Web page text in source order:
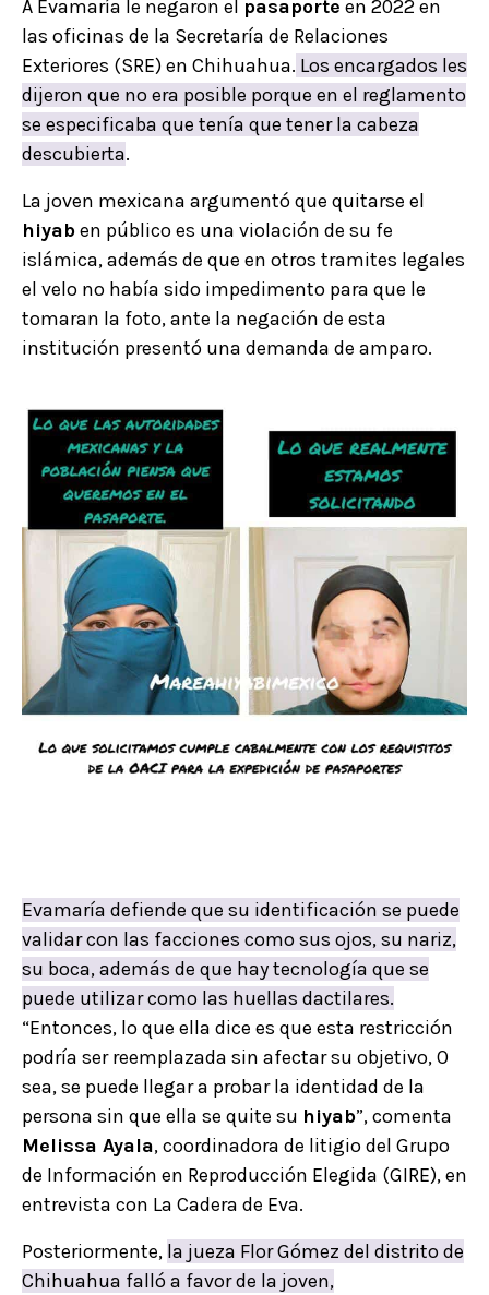
A Evamaría le negaron el pasaporte en 2022 en
las oficinas de la Secretaría de Relaciones
Exteriores (SRE) en Chihuahua. Los encargados les
dijeron que no era posible porque en el reglamento
se especificaba que tenía que tener la cabeza
descubierta.
La joven mexicana argumentó que quitarse el
hiyaben público es una violación de su fe
islámica, además de que en otros tramites legales
el velo no había sido impedimento para que le
tomaran la foto, ante la negación de esta
institución presentó una demanda de amparo.
Evamaría defiende que su identificación se puede
validar con las facciones como sus ojos, su nariz,
su boca, además de que hay tecnología que se
puede utilizar como las huellas dactilares.
“Entonces, lo que ella dice es que esta restricción
podría ser reemplazada sin afectar su objetivo, O
sea, se puede llegar a probar la identidad de la
persona sin que ella se quite su hiyab”, comenta
Melissa Ayala, coordinadora de litigio del Grupo
de Información en Reproducción Elegida (GIRE), en
entrevista con La Cadera de Eva.
Posteriormente, la jueza Flor Gómez del distrito de
Chihuahua falló a favor de la joven,